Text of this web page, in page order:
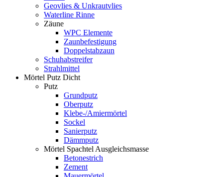
Geovlies & Unkrautvlies
Waterline Rinne
Zäune
WPC Elemente
Zaunbefestigung
Doppelstabzaun
Schuhabstreifer
Strahlmittel
Mörtel Putz Dicht
Putz
Grundputz
Oberputz
Klebe-/Amiermörtel
Sockel
Sanierputz
Dämmputz
Mörtel Spachtel Ausgleichsmasse
Betonestrich
Zement